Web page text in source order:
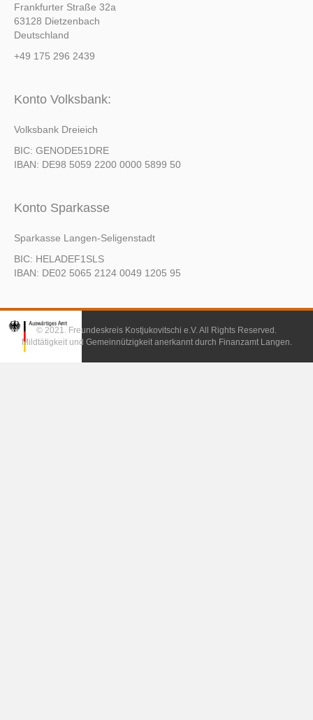
Frankfurter Straße 32a
63128 Dietzenbach
Deutschland
+49 175 296 2439
Konto Volksbank:
Volksbank Dreieich
BIC: GENODE51DRE
IBAN: DE98 5059 2200 0000 5899 50
Konto Sparkasse
Sparkasse Langen-Seligenstadt
BIC: HELADEF1SLS
IBAN: DE02 5065 2124 0049 1205 95
© 2021. Freundeskreis Kostjukovitschi e.V. All Rights Reserved.
Mildtätigkeit und Gemeinnützigkeit anerkannt durch Finanzamt Langen.